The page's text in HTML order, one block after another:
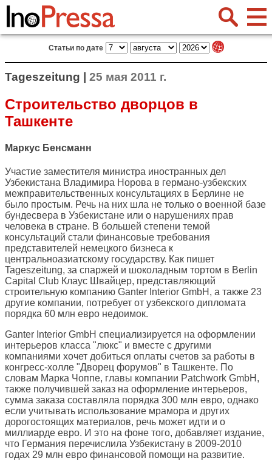
Статьи по дате
Tageszeitung | 25 мая 2011 г.
Строительство дворцов в
Ташкенте
Маркус Бенсманн
Участие заместителя министра иностранных дел
Узбекистана Владимира Норова в германо-узбекских
межправительственных консультациях в Берлине не
было простым. Речь на них шла не только о военной базе
бундесвера в Узбекистане или о нарушениях прав
человека в стране. В большей степени темой
консультаций стали финансовые требования
представителей немецкого бизнеса к
центральноазиатскому государству. Как пишет
Tageszeitung, за спаржей и шоколадным тортом в Berlin
Capital Club Клаус Швайцер, представляющий
строительную компанию Ganter Interior GmbH, а также 23
другие компании, потребует от узбекского дипломата
порядка 60 млн евро недоимок.
Ganter Interior GmbH специализируется на оформлении
интерьеров класса "люкс" и вместе с другими
компаниями хочет добиться оплаты счетов за работы в
конгресс-холле "Дворец форумов" в Ташкенте. По
словам Марка Чоппе, главы компании Patchwork GmbH,
также получившей заказ на оформление интерьеров,
сумма заказа составляла порядка 300 млн евро, однако
если учитывать использование мрамора и других
дорогостоящих материалов, речь может идти и о
миллиарде евро. И это на фоне того, добавляет издание,
что Германия перечислила Узбекистану в 2009-2010
годах 29 млн евро финансовой помощи на развитие.